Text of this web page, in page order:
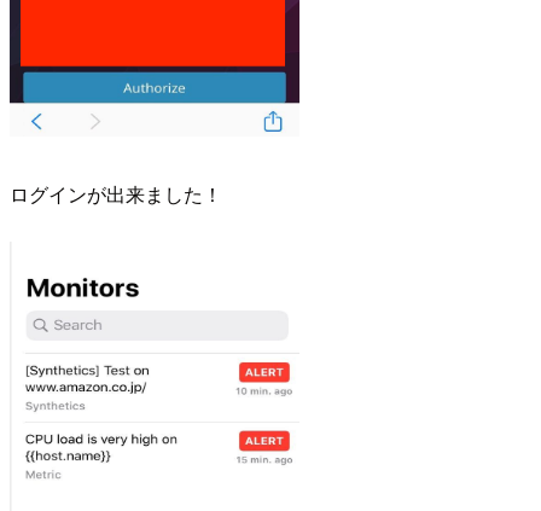
ログインが出来ました！